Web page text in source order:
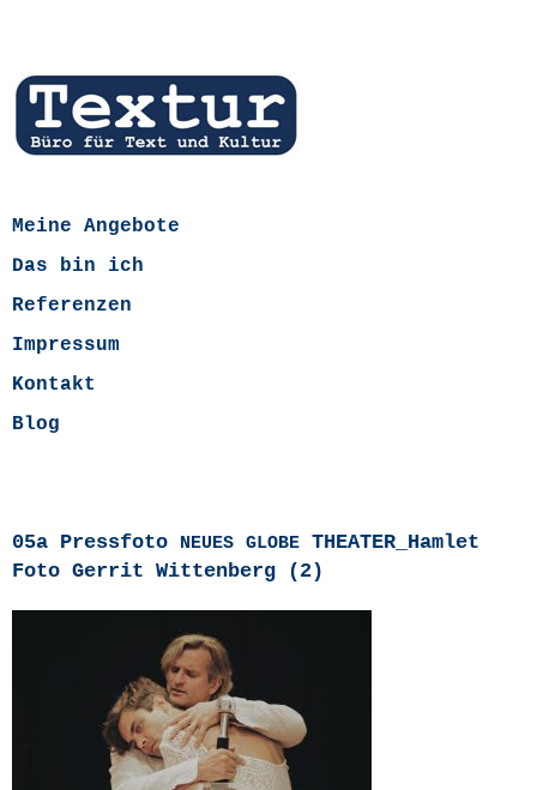
Meine Angebote
Das bin ich
Referenzen
Impressum
Kontakt
Blog
05a Pressfoto NEUES GLOBE THEATER_Hamlet
Foto Gerrit Wittenberg (2)